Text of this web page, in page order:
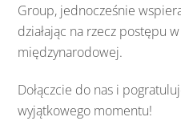
Group, jednocześnie
działając na rzecz postępuw
międzynarodowej.
Dołączcie do nas i
wyjątkowego momentu!